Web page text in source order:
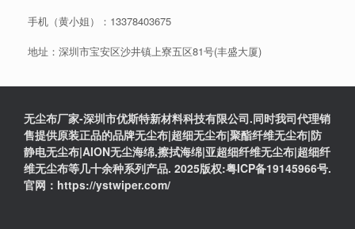
手机（黄小姐）： 13378403675
地址：深圳市宝安区沙井镇上寮五区81号(丰盛大厦)
无尘布厂家-深圳市优斯特新材料科技有限公司.同时我司代理销
售提供原装正品的品牌无尘布|超细无尘布|聚酯纤维无尘布|防
静电无尘布|AION无尘海绵,擦拭海绵|亚超细纤维无尘布|超细纤
维无尘布等几十余种系列产品. 2025版权:粤ICP备19145966号.
官网：https://ystwiper.com/